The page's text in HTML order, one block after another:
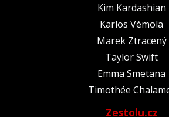
Kim Kardashian
Karlos Vémola
Marek Ztracený
Taylor Swift
Emma Smetana
Timothée
Zestolu.cz